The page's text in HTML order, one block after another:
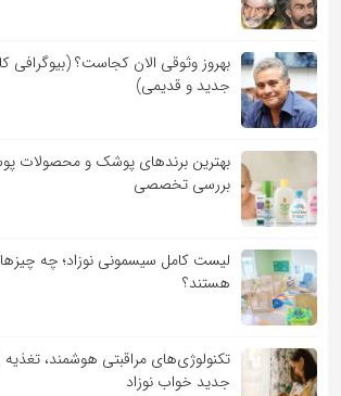
بهروز وثوقی الان کجاست؟
جدید و قدیمی)
بهترین برندهای پوشک و محصولات
بررسی تخصصی
لیست کامل سیسمونی نوزاد؛ چه
هستند؟
تکنولوژی‌های مراقبتی هوشمند،
جدید خواب نوزاد